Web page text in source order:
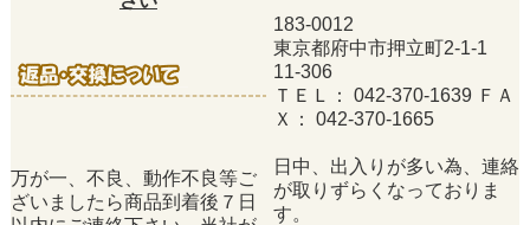
183-0012
東京都府中市押立町2-1-1
11-306
ＴＥＬ： 042-370-1639 ＦＡ
Ｘ： 042-370-1665
日中、出入りが多い為、連絡
が取りずらくなっておりま
す。
万が一、不良、動作不良等ご
ざいましたら商品到着後７日